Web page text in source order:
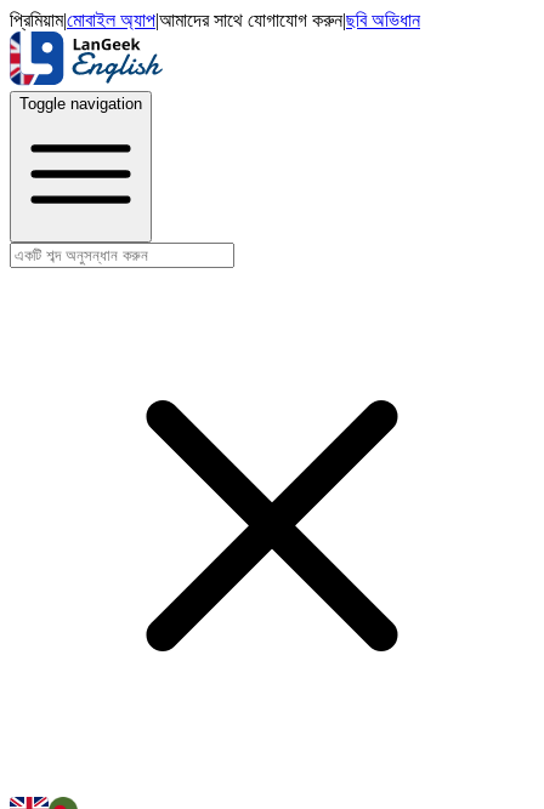
প্রিমিয়াম|মোবাইল অ্যাপ|আমাদের সাথে যোগাযোগ করুন|ছবি অভিধান
Toggle navigation